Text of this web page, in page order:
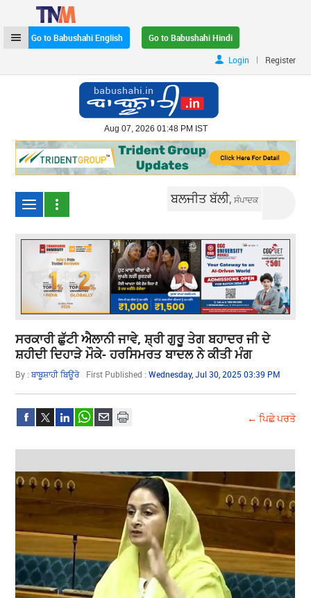
Go to Babushahi English
Go to Babushahi Hindi
Login
| Register
Aug 07, 2026 01:48 PM IST
ਬਲਜੀਤ ਬੱਲੀ,ਸੰਪਾਦਕ
ਸਰਕਾਰੀ ਛੁੱਟੀ ਐਲਾਨੀ ਜਾਵੇ, ਸ਼੍ਰੀ ਗੁਰੂ ਤੇਗ ਬਹਾਦਰ ਜੀ ਦੇ
ਸ਼ਹੀਦੀ ਦਿਹਾੜੇ ਮੌਕੇ- ਹਰਸਿਮਰਤ ਬਾਦਲ ਨੇ ਕੀਤੀ ਮੰਗ
By :ਬਾਬੂਸ਼ਾਹੀ ਬਿਊਰੋ First Published :Wednesday, Jul 30, 2025 03:39 PM
← ਪਿਛੇ ਪਰਤੋ